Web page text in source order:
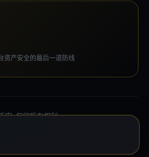
资产安全的最后一道防线
安. 保留所有权利。